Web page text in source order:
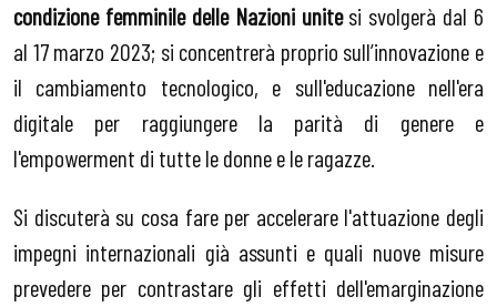
condizione femminile delle Nazioni unitesi svolgerà dal 6
al 17 marzo 2023; si concentrerà proprio sull’innovazione e
il cambiamento tecnologico, e sull'educazione nell'era
digitale per raggiungere la parità di genere e
l'empowerment di tutte le donne e le ragazze.
Si discuterà su cosa fare per accelerare l'attuazione degli
impegni internazionali già assunti e quali nuove misure
prevedere per contrastare gli effetti dell'emarginazione